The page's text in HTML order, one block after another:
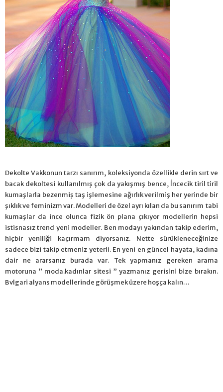
Dekolte Vakkonun tarzı sanırım, koleksiyonda özellikle derin sırt ve
bacak dekoltesi kullanılmış çok da yakışmış bence, İncecik tiril tiril
kumaşlarla bezenmiş taş işlemesine ağırlık verilmiş her yerinde bir
şıklık ve feminizm var. Modelleri de özel ayrı kılan da bu sanırım tabi
kumaşlar da ince olunca fizik ön plana çıkıyor modellerin hepsi
istisnasız trend yeni modeller. Ben modayı yakından takip ederim,
hiçbir yeniliği kaçırmam diyorsanız. Nette sürükleneceğinize
sadece bizi takip etmeniz yeterli. En yeni en güncel hayata, kadına
dair ne ararsanız burada var. Tek yapmanız gereken arama
motoruna ” moda.kadınlar sitesi ” yazmanız gerisini bize bırakın.
Bvlgari alyans modellerinde görüşmek üzere hoşça kalın…